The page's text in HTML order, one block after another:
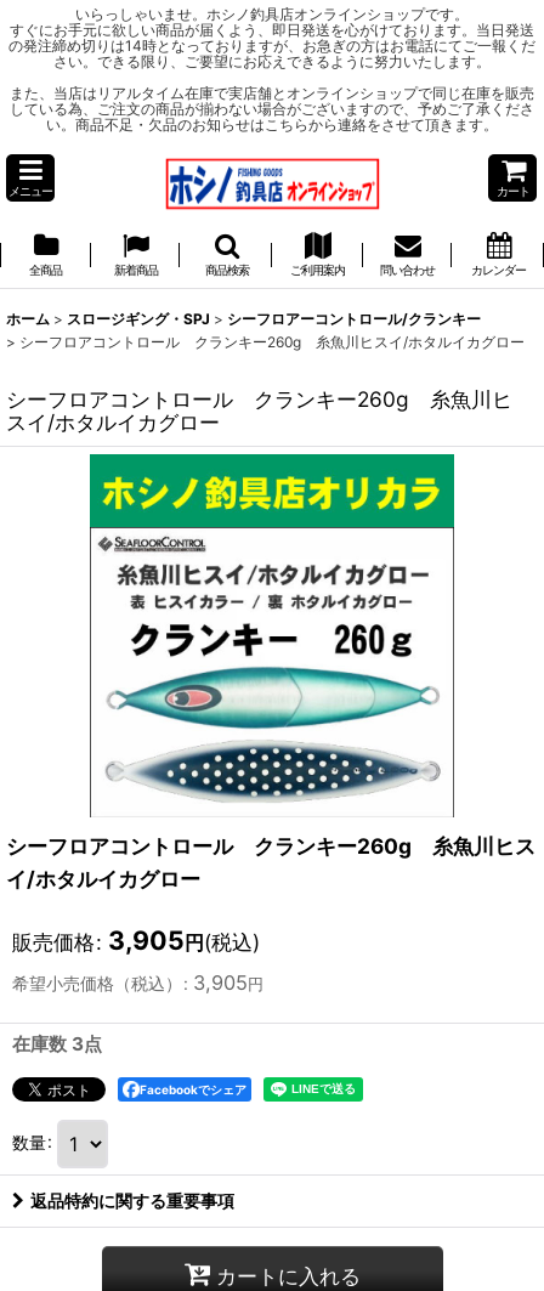
いらっしゃいませ。ホシノ釣具店オンラインショップです。
すぐにお手元に欲しい商品が届くよう、即日発送を心がけております。当日発送
の発注締め切りは14時となっておりますが、お急ぎの方はお電話にてご一報くだ
さい。できる限り、ご要望にお応えできるように努力いたします。
また、当店はリアルタイム在庫で実店舗とオンラインショップで同じ在庫を販売
している為、ご注文の商品が揃わない場合がございますので、予めご了承くださ
い。商品不足・欠品のお知らせはこちらから連絡をさせて頂きます。
メニュー カート
全商品 新着商品 商品検索 ご利用案内 問い合わせ カレンダー
ホーム > スロージギング・SPJ > シーフロアーコントロール/クランキー
> シーフロアコントロール クランキー260g 糸魚川ヒスイ/ホタルイカグロー
シーフロアコントロール クランキー260g 糸魚川ヒ
スイ/ホタルイカグロー
シーフロアコントロール クランキー260g 糸魚川ヒス
イ/ホタルイカグロー
販売価格: 3,905円(税込)
希望小売価格（税込） : 3,905円
在庫数 3点
Facebookでシェア
数量:
返品特約に関する重要事項
カートに入れる